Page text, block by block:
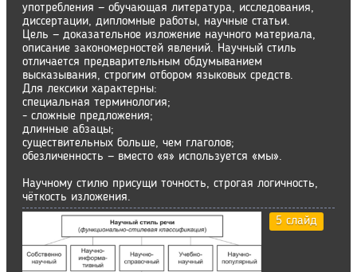
употребления — обучающая литература, исследования,
диссертации, дипломные работы, научные статьи.
Цель — доказательное изложение научного материала,
описание закономерностей явлений. Научный стиль
отличается предварительным обдумыванием
высказывания, строгим отбором языковых средств.
Для лексики характерны:
специальная терминология;
- сложные предложения;
длинные абзацы;
существительных больше, чем глаголов;
обезличенность — вместо «я» используется «мы».
Научному стилю присущи точность, строгая логичность,
чёткость изложения.
5 слайд